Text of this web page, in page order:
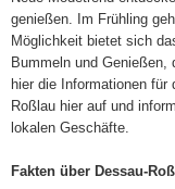
genießen. Im Frühling
Möglichkeit bietet sich
Bummeln und
hier die Informationen
Roßlau hier auf und
lokalen Geschäfte.
Fakten über Dessau-